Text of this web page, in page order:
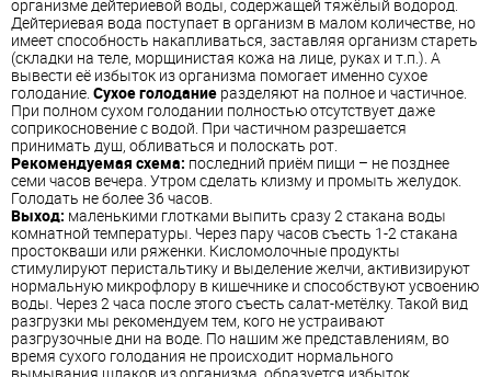
организме дейтериевой воды, содержащей тяжёлый водород.
Дейтериевая вода поступает в организм в малом количестве, но
имеет способность накапливаться, заставляя организм стареть
(складки на теле, морщинистая кожа на лице, руках и т.п.). А
вывести её избыток из организма помогает именно сухое
голодание. Сухое голодание разделяют на полное и частичное.
При полном сухом голодании полностью отсутствует даже
соприкосновение с водой. При частичном разрешается
принимать душ, обливаться и полоскать рот.
Рекомендуемая схема: последний приём пищи – не позднее
семи часов вечера. Утром сделать клизму и промыть желудок.
Голодать не более 36 часов.
Выход: маленькими глотками выпить сразу 2 стакана воды
комнатной температуры. Через пару часов съесть 1-2 стакана
простокваши или ряженки. Кисломолочные продукты
стимулируют перистальтику и выделение желчи, активизируют
нормальную микрофлору в кишечнике и способствуют усвоению
воды. Через 2 часа после этого съесть салат-метёлку. Такой вид
разгрузки мы рекомендуем тем, кого не устраивают
разгрузочные дни на воде. По нашим же представлениям, во
время сухого голодания не происходит нормального